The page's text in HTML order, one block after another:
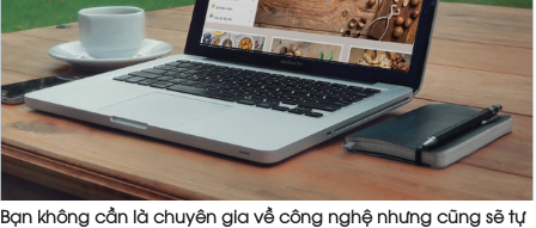
Bạn không cần là chuyên gia về công nghệ nhưng cũng sẽ tự